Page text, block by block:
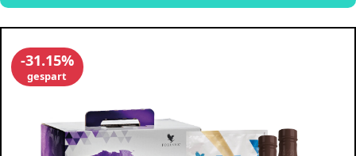
-31.15%
gespart